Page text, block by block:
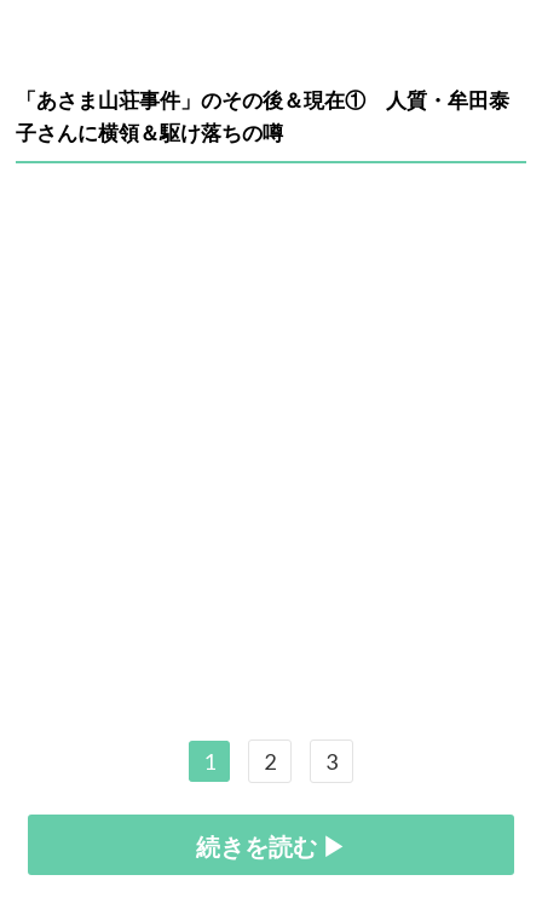
「あさま山荘事件」のその後＆現在① 人質・牟田泰
子さんに横領＆駆け落ちの噂
1 2 3
続きを読む ▶